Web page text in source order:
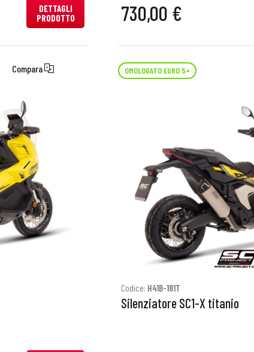
DETTAGLI
PRODOTTO
730,00 €
Compara OMOLOGATO EURO 5+
Codice: H41B-181T
Silenziatore SC1-X titanio